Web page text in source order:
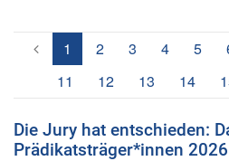
1 (aktuell)
2 3 4 5
11
12 13 14
Die Jury hat entschieden:
Prädikatsträger*innen 2026